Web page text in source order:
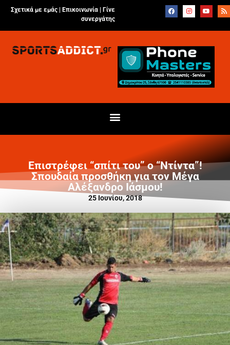
Σχετικά με εμάς | Επικοινωνία
Γίνε
συνεργάτης
Επιστρέφει “σπίτι του” ο “Ντίντα”!
Σπουδαία προσθήκη για τον Μέγα
Αλέξανδρο Ιάσμου!
25 Ιουνίου, 2018